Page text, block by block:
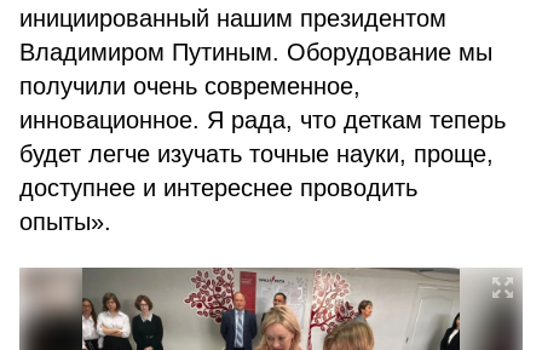
инициированный нашим президентом
Владимиром Путиным. Оборудование мы
получили очень современное,
инновационное. Я рада, что деткам теперь
будет легче изучать точные науки, проще,
доступнее и интереснее проводить
опыты».